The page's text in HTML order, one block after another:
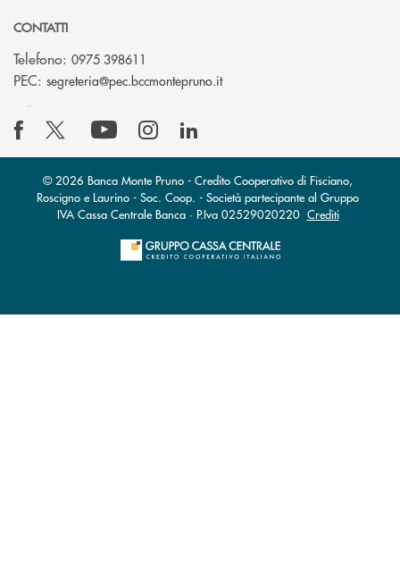
CONTATTI
Telefono: 0975 398611
PEC: segreteria@pec.bccmontepruno.it(si apre l’app di posta
© 2026 Banca Monte Pruno - Credito Cooperativo di Fisciano,
Roscigno e Laurino - Soc. Coop. - Società partecipante al Gruppo
IVA Cassa Centrale Banca · P.Iva 02529020220 Crediti